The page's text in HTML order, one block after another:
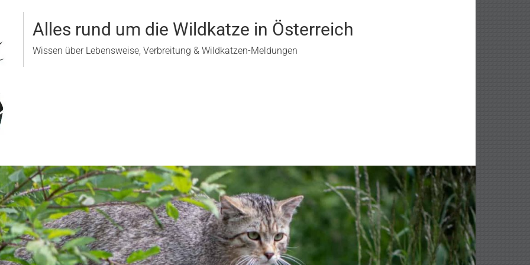
Alles rund um die Wildkatze in Österreich
Wissen über Lebensweise, Verbreitung & Wildkatzen-Meldungen